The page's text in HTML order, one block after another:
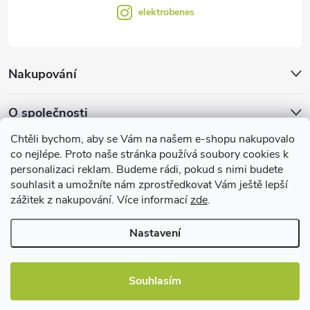
Chtěli bychom, aby se Vám na našem e-shopu nakupovalo
co nejlépe. Proto naše stránka používá soubory cookies k
personalizaci reklam. Budeme rádi, pokud s nimi budete
souhlasit a umožníte nám zprostředkovat Vám ještě lepší
zážitek z nakupování. Více informacízde.
Nastavení
Souhlasím
Nakupování
O společnosti
Facebook
elektrobenes
Užitečné informace